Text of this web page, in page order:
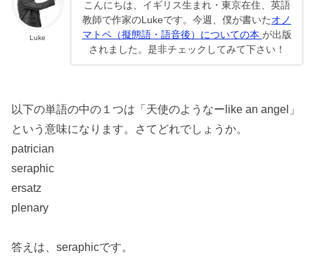
Luke
こんにちは、イギリス生まれ・東京在住、英語
教師で作家のLukeです。今週、僕が書いたオノ
マトペ（擬態語・語音後）についての本 が出版
されました。是非チェックしてみて下さい！
以下の単語の中の１つは「天使のようなーlike an angel」
という意味になります。さてどれでしょうか。
patrician
seraphic
ersatz
plenary
答えは、seraphicです。